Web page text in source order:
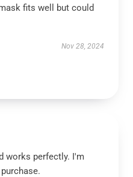
fits well but could
Nov 28, 2024
works perfectly. I'm